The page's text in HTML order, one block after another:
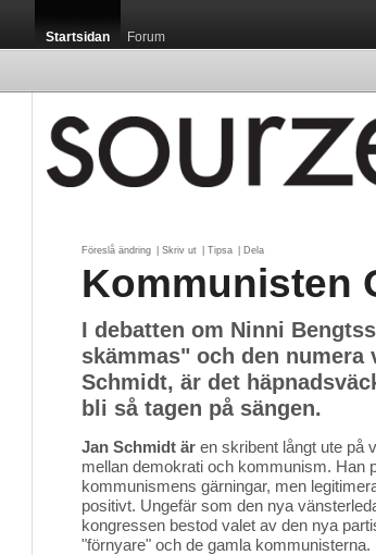
Startsidan Forum
Föreslå ändring Skriv ut Tipsa Dela
Kommunisten
I debatten om Ninni
skämmas" och den numera
Schmidt, är det
bli så tagen på sängen.
Jan Schmidt är en skribent långt ute på
mellan demokrati och kommunism. Han
kommunismens gärningar, men
positivt. Ungefär som den nya
kongressen bestod valet av den nya
"förnyare" och de gamla kommunisterna.